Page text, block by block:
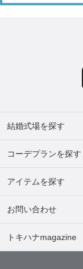
結婚式場を探す
コーデプランを探す
アイテムを探す
お問い合わせ
トキハナmagazine